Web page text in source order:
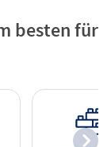
besten für